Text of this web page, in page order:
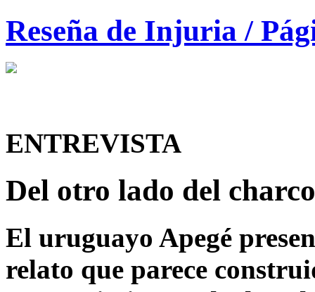
Reseña de Injuria /
ENTREVISTA
Del otro lado del
El uruguayo Apegé
relato que parece